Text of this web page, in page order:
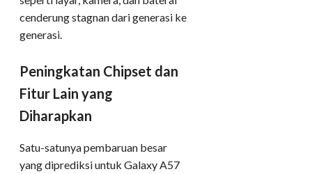
cenderung stagnan dari generasi ke
generasi.
Peningkatan Chipset dan
Fitur Lain yang
Diharapkan
Satu-satunya pembaruan besar
yang diprediksi untuk Galaxy A57